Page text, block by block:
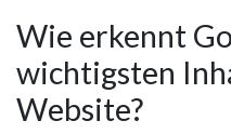
Wie erkennt
wichtigsten
Website?